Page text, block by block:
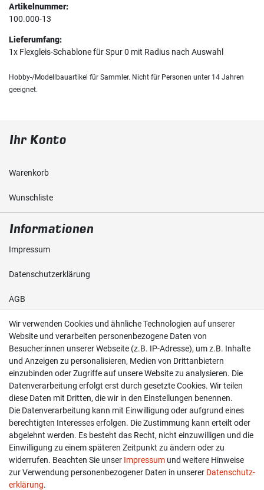
Artikelnummer:
100.000-13
Lieferumfang:
1x Flexgleis-Schablone für Spur 0 mit Radius nach Auswahl
Hobby-/Modellbauartikel für Sammler. Nicht für Personen unter 14 Jahren
geeignet.
Ihr Konto
Warenkorb
Wunschliste
Informationen
Impressum
Daten­schutz­erklärung
AGB
Shop
Kontakt
Versand & Zahlung
Widerrufs­recht
Widerruf erklären
info@overdrive-racing.de
05662 / 8878939
Wir verwenden Cookies und ähnliche Technologien auf unserer
Website und verarbeiten personenbezogene Daten von
Besucher:innen unserer Webseite (z.B. IP-Adresse), um z.B. Inhalte
und Anzeigen zu personalisieren, Medien von Drittanbietern
einzubinden oder Zugriffe auf unsere Website zu analysieren. Die
Datenverarbeitung erfolgt erst durch gesetzte Cookies. Wir teilen
diese Daten mit Dritten, die wir in den Einstellungen benennen.
Die Datenverarbeitung kann mit Einwilligung oder aufgrund eines
berechtigten Interesses erfolgen. Die Zustimmung kann erteilt oder
abgelehnt werden. Es besteht das Recht, nicht einzuwilligen und die
Einwilligung zu einem späteren Zeitpunkt zu ändern oder zu
widerrufen. Beachten Sie unser Impressum und weitere Hinweise
zur Verwendung personenbezogener Daten in unserer Daten­schutz­
erklärung.